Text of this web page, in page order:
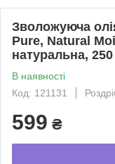
Зволожуюча
Pure, Natural
натуральна,
В наявності
Код: 121131
599 ₴